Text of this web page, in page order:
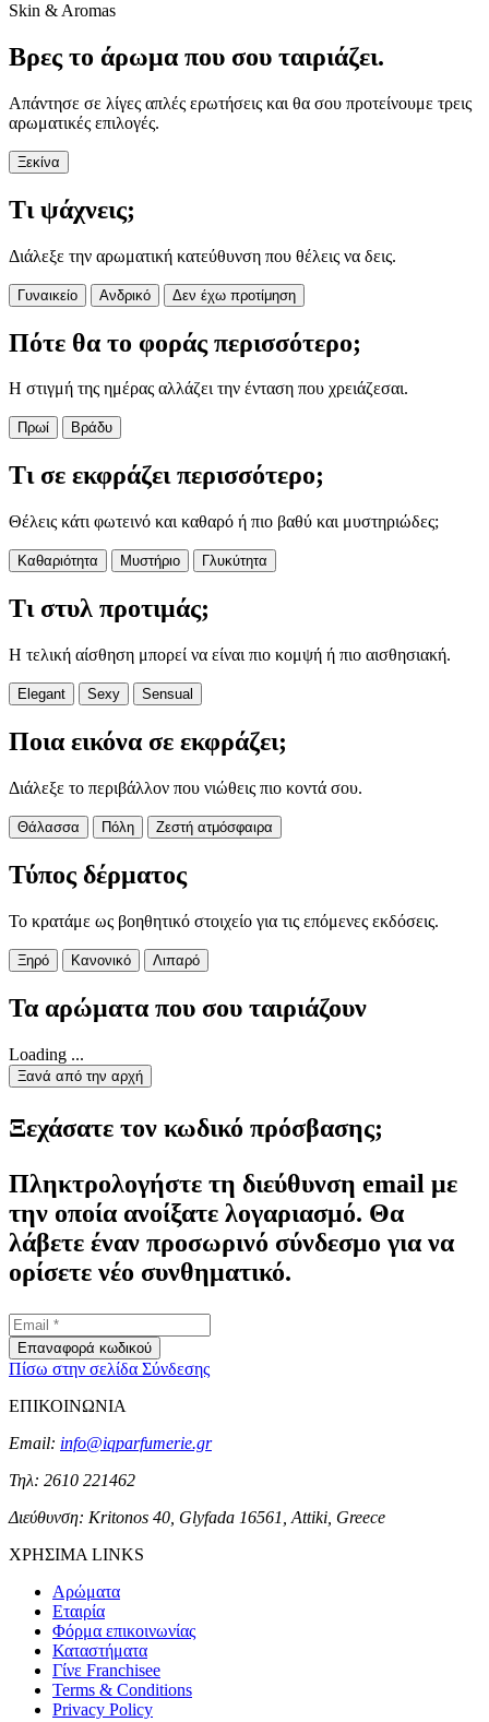
Skin & Aromas
Βρες το άρωμα που σου ταιριάζει.
Απάντησε σε λίγες απλές ερωτήσεις και θα σου προτείνουμε τρεις
αρωματικές επιλογές.
Ξεκίνα
Τι ψάχνεις;
Διάλεξε την αρωματική κατεύθυνση που θέλεις να δεις.
Γυναικείο Ανδρικό Δεν έχω προτίμηση
Πότε θα το φοράς περισσότερο;
Η στιγμή της ημέρας αλλάζει την ένταση που χρειάζεσαι.
Πρωί Βράδυ
Τι σε εκφράζει περισσότερο;
Θέλεις κάτι φωτεινό και καθαρό ή πιο βαθύ και μυστηριώδες;
Καθαριότητα Μυστήριο Γλυκύτητα
Τι στυλ προτιμάς;
Η τελική αίσθηση μπορεί να είναι πιο κομψή ή πιο αισθησιακή.
Elegant Sexy Sensual
Ποια εικόνα σε εκφράζει;
Διάλεξε το περιβάλλον που νιώθεις πιο κοντά σου.
Θάλασσα Πόλη Ζεστή ατμόσφαιρα
Τύπος δέρματος
Το κρατάμε ως βοηθητικό στοιχείο για τις επόμενες εκδόσεις.
Ξηρό Κανονικό Λιπαρό
Τα αρώματα που σου ταιριάζουν
Loading ...
Ξανά από την αρχή
Ξεχάσατε τον κωδικό πρόσβασης;
Πληκτρολογήστε τη διεύθυνση email με
την οποία ανοίξατε λογαριασμό. Θα
λάβετε έναν προσωρινό σύνδεσμο για να
ορίσετε νέο συνθηματικό.
Επαναφορά κωδικού
Πίσω στην σελίδα Σύνδεσης
ΕΠΙΚΟΙΝΩΝΙΑ
Email: info@iqparfumerie.gr
Τηλ: 2610 221462
Διεύθυνση: Kritonos 40, Glyfada 16561, Attiki, Greece
ΧΡΗΣΙΜΑ LINKS
Αρώματα
Εταιρία
Φόρμα επικοινωνίας
Καταστήματα
Γίνε Franchisee
Terms & Conditions
Privacy Policy